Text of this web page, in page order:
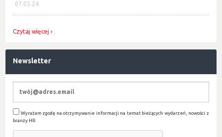
07.05.24
Czytaj więcej
Newsletter
Wyrażam zgodę na otrzymywanie informacji na temat bieżących wydarzeń, nowości z
branży HR